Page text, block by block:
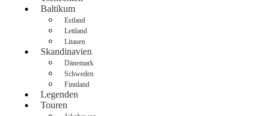
Baltikum
Estland
Lettland
Litauen
Skandinavien
Dänemark
Schweden
Finnland
Legenden
Touren